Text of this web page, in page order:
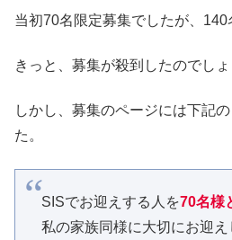
当初70名限定募集でしたが、140
きっと、募集が殺到したのでしょ
しかし、募集のページには下記
た。
SISでお迎えする人を70名様
私の家族同様に大切にお迎